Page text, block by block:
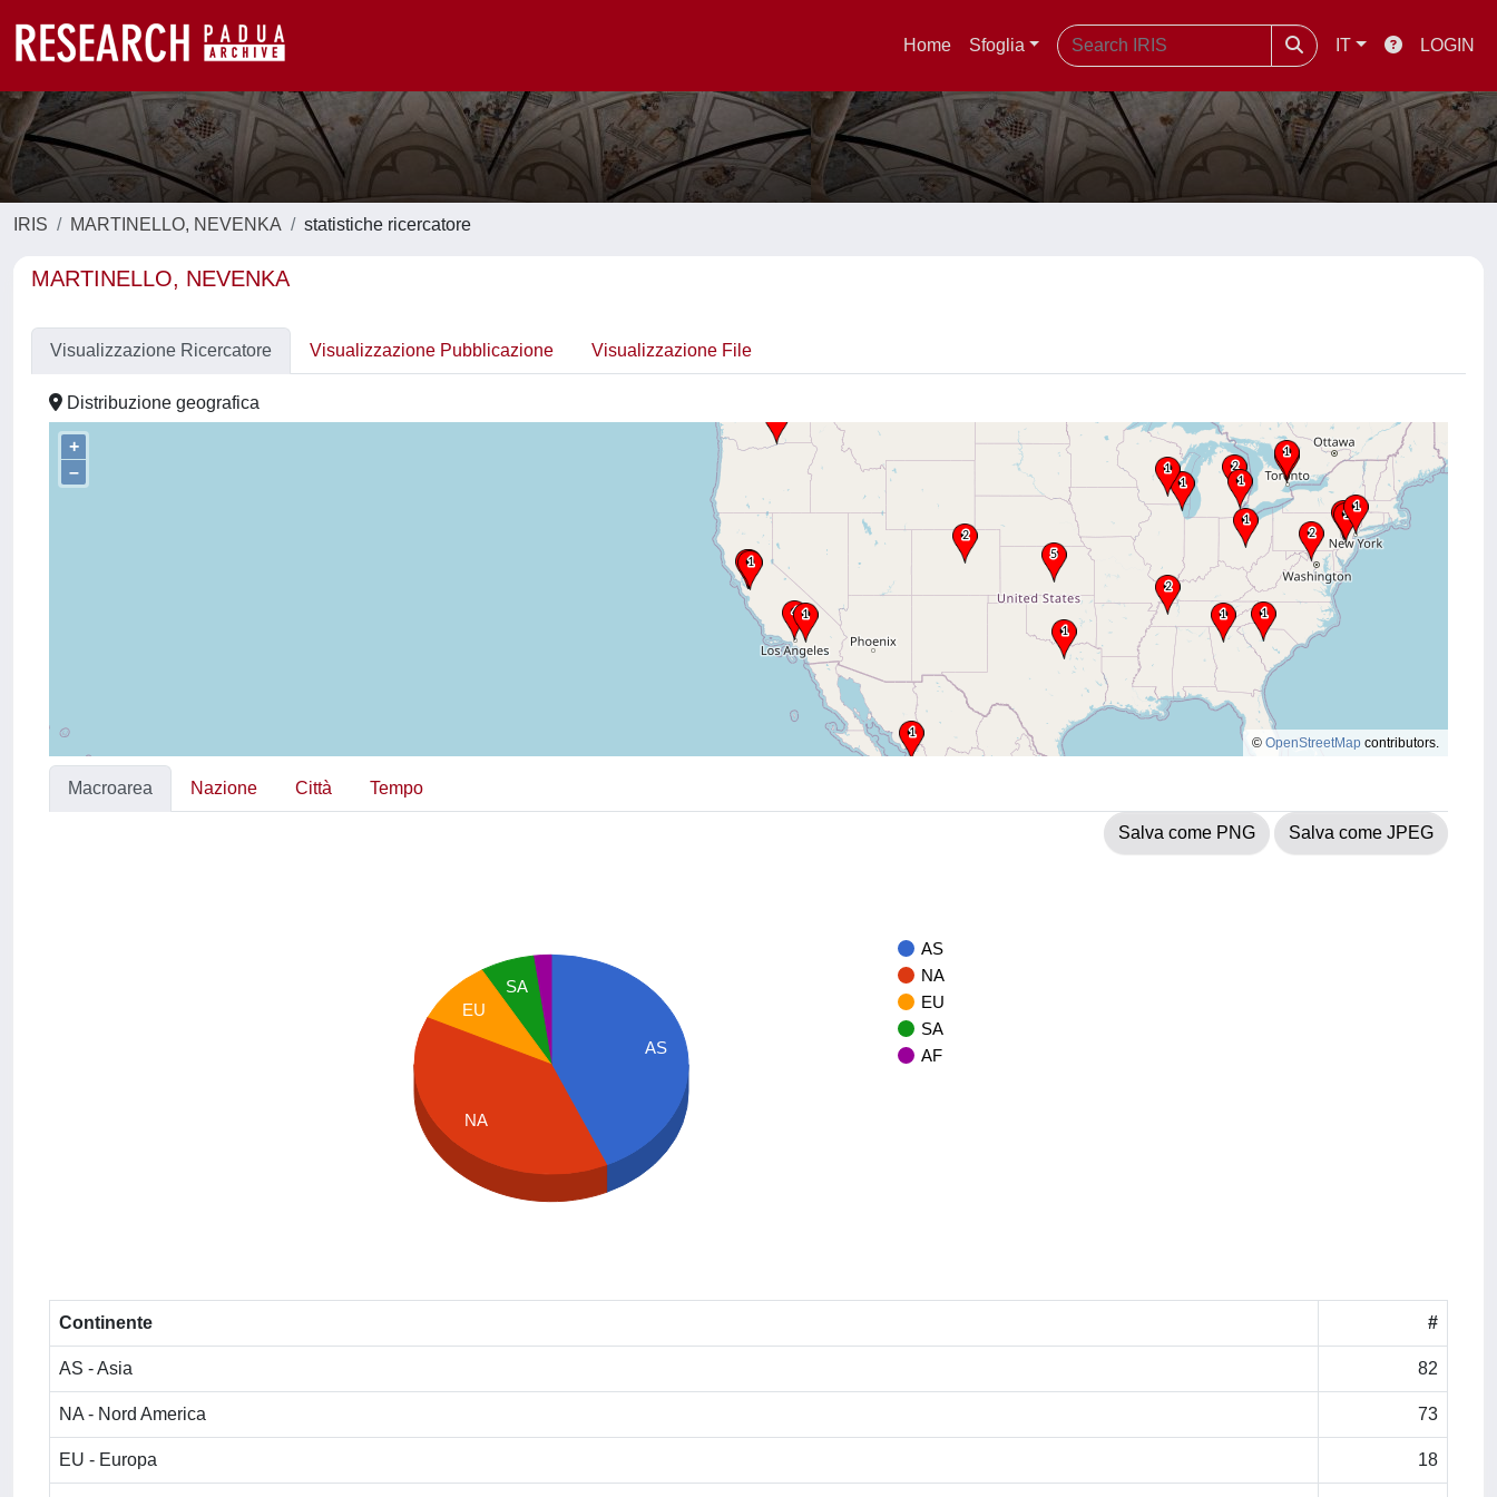
Home Sfoglia IT LOGIN
IRIS MARTINELLO, NEVENKA statistiche ricercatore
MARTINELLO, NEVENKA
Visualizzazione Ricercatore Visualizzazione Pubblicazione Visualizzazione File
Distribuzione geografica
+
–
© OpenStreetMap contributors.
Macroarea Nazione Città Tempo
Salva come PNG Salva come JPEG
AS
NA
EU
SA
AF
AS
SA
EU
NA
Continente #
AS - Asia 82
NA - Nord America 73
EU - Europa 18